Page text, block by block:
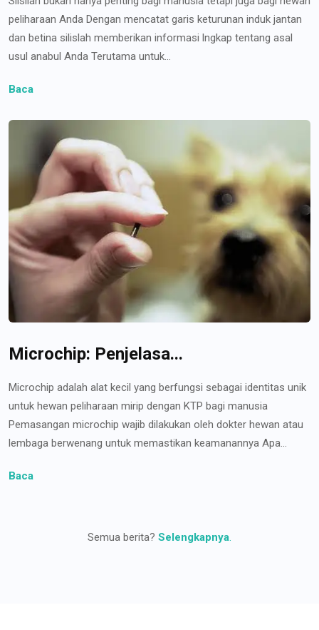
peliharaan Anda Dengan mencatat garis keturunan induk jantan
dan betina silislah memberikan informasi lngkap tentang asal
usul anabul Anda Terutama untuk...
Baca
Microchip: Penjelasa...
Microchip adalah alat kecil yang berfungsi sebagai identitas unik
untuk hewan peliharaan mirip dengan KTP bagi manusia
Pemasangan microchip wajib dilakukan oleh dokter hewan atau
lembaga berwenang untuk memastikan keamanannya Apa...
Baca
Semua berita? Selengkapnya